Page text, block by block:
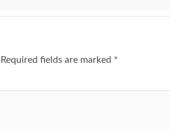
Required fields are marked *